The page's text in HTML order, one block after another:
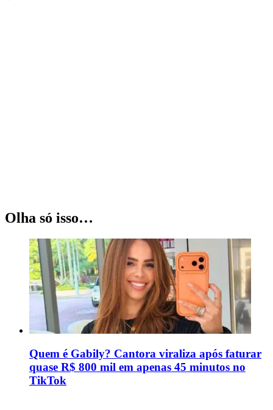
Olha só isso…
Quem é Gabily? Cantora viraliza após faturar
quase R$ 800 mil em apenas 45 minutos no
TikTok